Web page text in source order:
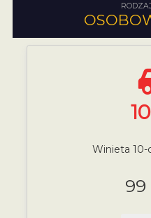
10
Winieta 10-
99